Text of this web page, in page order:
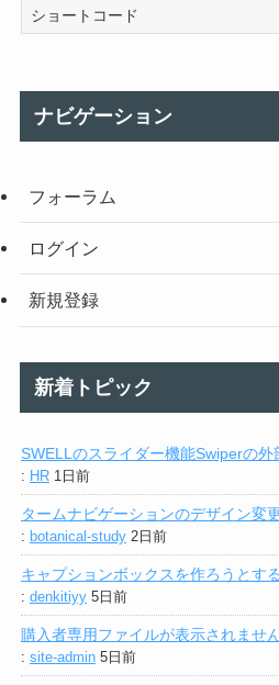
ナビゲーション
フォーラム
ログイン
新規登録
新着トピック
SWELLのスライダー機能Swiperの
: HR 1日前
タームナビゲーションのデザイン変
: botanical-study 2日前
キャプションボックスを作ろうとす
: denkitiyy 5日前
購入者専用ファイルが表示されませ
: site-admin 5日前